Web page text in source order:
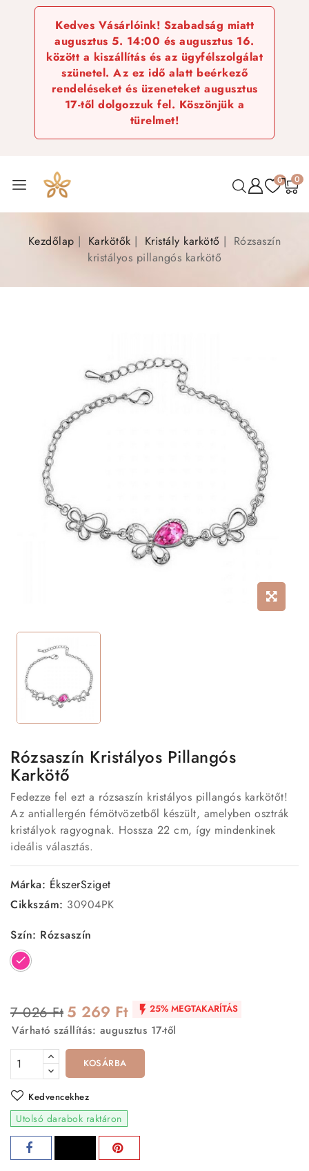
Kedves Vásárlóink! Szabadság miatt
augusztus 5. 14:00 és augusztus 16.
között a kiszállítás és az ügyfélszolgálat
szünetel. Az ez idő alatt beérkező
rendeléseket és üzeneteket augusztus
17-től dolgozzuk fel. Köszönjük a
türelmet!
0 0
Kezdőlap Karkötők Kristály karkötő
Rózsaszín
kristályos pillangós karkötő
Rózsaszín Kristályos Pillangós
Karkötő
Fedezze fel ezt a rózsaszín kristályos pillangós karkötőt!
Az antiallergén fémötvözetből készült, amelyben osztrák
kristályok ragyognak. Hossza 22 cm, így mindenkinek
ideális választás.
Márka: ÉkszerSziget
Cikkszám: 30904PK
Szín: Rózsaszín
Rózsaszín
7 026 Ft 5 269 Ft  25% MEGTAKARÍTÁS
Várható szállítás: augusztus 17-től
KOSÁRBA
Kedvencekhez
Utolsó darabok raktáron